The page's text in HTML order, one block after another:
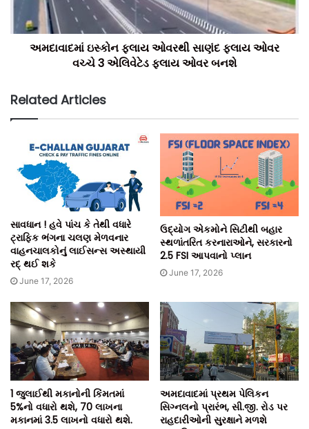
અમદાવાદમાં ઇસ્કોન ફ્લાય ઓવરથી સાણંદ ફ્લાય ઓવર
વચ્ચે 3 એલિવેટેડ ફ્લાય ઓવર બનશે
Related Articles
સાવધાન ! હવે પાંચ કે તેથી વધારે
ટ્રાફિક ભંગના ચલણ મેળવનાર
વાહનચાલકોનું લાઈસન્સ અસ્થાયી
રદ્ થઈ શકે
June 17, 2026
ઉદ્યોગ એકમોને સિટીથી બહાર
સ્થળાંતરિત કરનારાઓને, સરકારનો
2.5 FSI આપવાનો પ્લાન
June 17, 2026
1 જુલાઈથી મકાનોની કિંમતમાં
5%નો વધારો થશે, 70 લાખના
મકાનમાં 3.5 લાખનો વધારો થશે.
અમદાવાદમાં પ્રથમ પેલિકન
સિગ્નલનો પ્રારંભ, સી.જી. રોડ પર
રાહદારીઓની સુરક્ષાને મળશે